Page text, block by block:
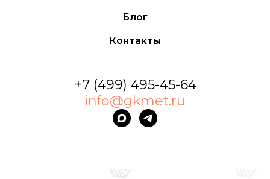
Блог
Контакты
+7 (499) 495-45-64
info@gkmet.ru